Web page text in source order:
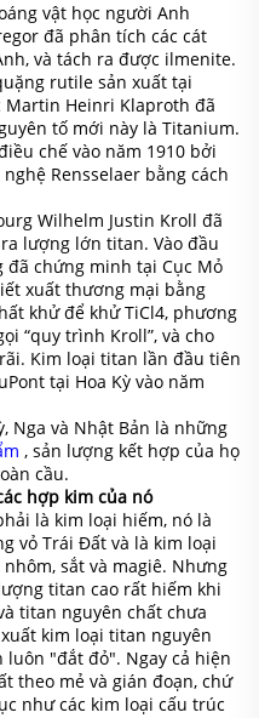
vật học người Anh
đã phân tích các cát
và tách ra được ilmenite.
rutile sản xuất tại
Martin Heinri Klaproth đã
tố mới này là Titanium.
chế vào năm 1910 bởi
Rensselaer bằng cách
Wilhelm Justin Kroll đã
lượng lớn titan. Vào đầu
chứng minh tại Cục Mỏ
xuất thương mại bằng
khử để khử TiCl4, phương
“quy trình Kroll”, và cho
Kim loại titan lần đầu tiên
tại Hoa Kỳ vào năm
Nga và Nhật Bản là những
, sản lượng kết hợp của họ
cầu.
hợp kim của nó
là kim loại hiếm, nó là
vỏ Trái Đất và là kim loại
sắt và magiê. Nhưng
titan cao rất hiếm khi
titan nguyên chất chưa
kim loại titan nguyên
"đắt đỏ". Ngay cả hiện
theo mẻ và gián đoạn, chứ
như các kim loại cấu trúc